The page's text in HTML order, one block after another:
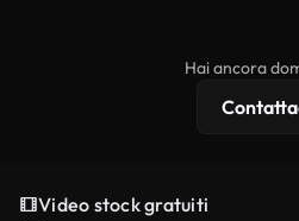
Hai ancora
Video stock gratuiti